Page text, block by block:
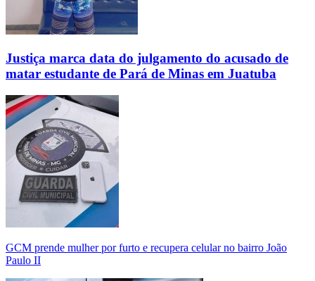
Justiça marca data do julgamento do acusado de
matar estudante de Pará de Minas em Juatuba
GCM prende mulher por furto e recupera celular no bairro João
Paulo II